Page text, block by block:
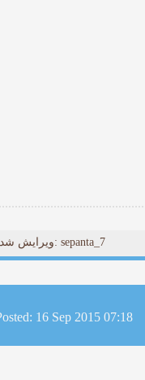
ویرایش شده توسط: sepanta_7
16 Sep 2015 07:18